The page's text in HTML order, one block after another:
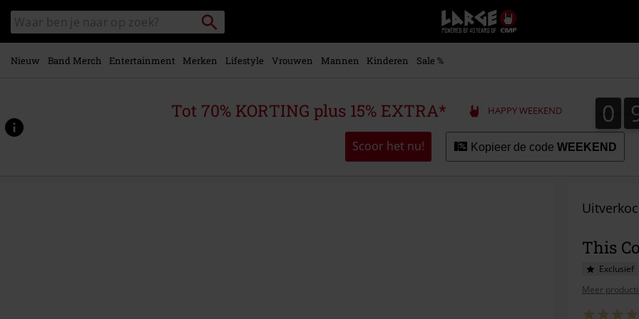
naar
hoofdinhoud
Zoek
in
catalogus
Packstation
zoeken
Large
–
Muziek-,
+
kleding
Nieuw Band Merch Entertainment Merken Lifestyle Vrouwen Mannen Kinderen Sale %
Tot 70% KORTING plus 15% EXTRA* HAPPY WEEKEND 0
0
Scoor het nu! Kopieer de code WEEKEND
This
Exclusief
Meer